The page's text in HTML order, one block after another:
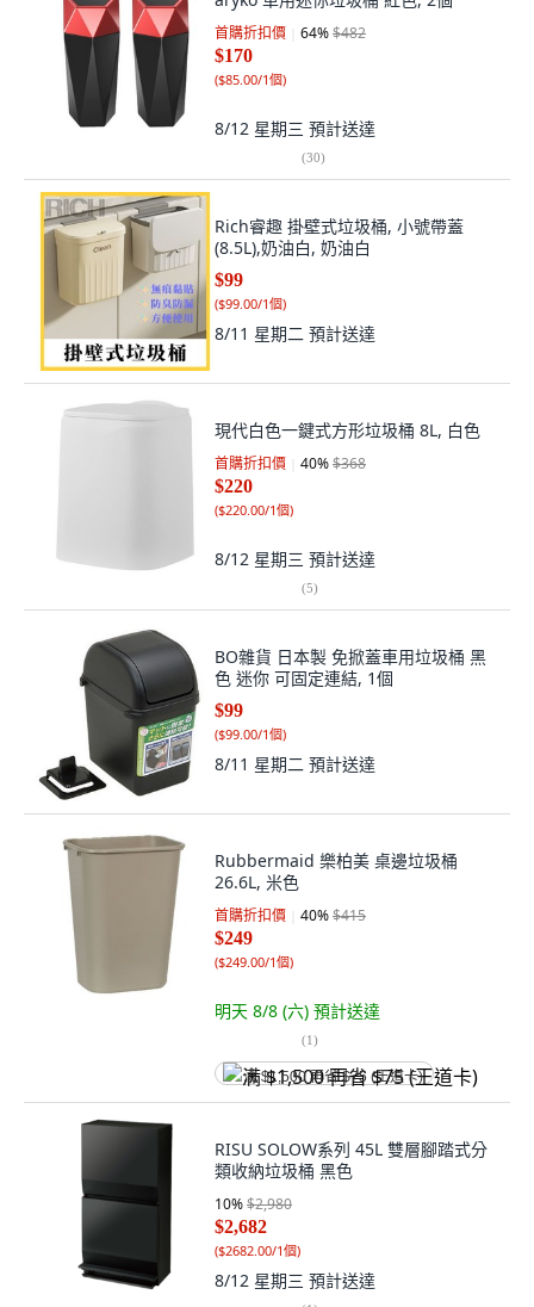
首購折扣價 64%$482
$170
($85.00/1個)
8/12 星期三 預計送達
(30)
Rich睿趣 掛壁式垃圾桶, 小號帶蓋
(8.5L),奶油白, 奶油白
$99
($99.00/1個)
8/11 星期二 預計送達
現代白色一鍵式方形垃圾桶 8L, 白色
首購折扣價 40%$368
$220
($220.00/1個)
8/12 星期三 預計送達
(5)
BO雜貨 日本製 免掀蓋車用垃圾桶 黑
色 迷你 可固定連結, 1個
$99
($99.00/1個)
8/11 星期二 預計送達
Rubbermaid 樂柏美 桌邊垃圾桶
26.6L, 米色
首購折扣價 40%$415
$249
($249.00/1個)
明天 8/8 (六) 預計送達
(1)
满 $1,500 再省 $75 (王道卡)
RISU SOLOW系列 45L 雙層腳踏式分
類收納垃圾桶 黑色
10%$2,980
$2,682
($2682.00/1個)
8/12 星期三 預計送達